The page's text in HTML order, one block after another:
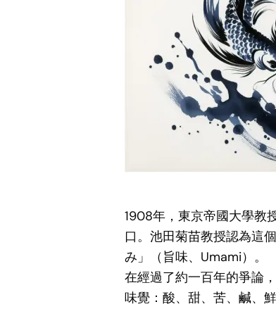
1908年，東京帝國大學教
口。池田菊苗教授認為這
み」（旨味、Umami）。
在經過了約一百年的爭論
味覺：酸、甜、苦、鹹、鮮